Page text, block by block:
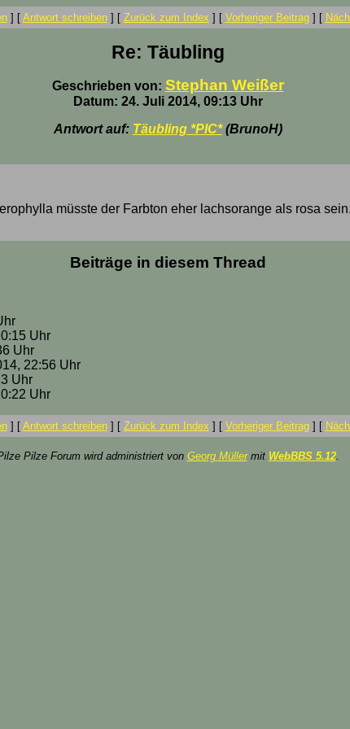
] [ Antwort schreiben] [ Zurück zum Index ] [ Vorheriger Beitrag] [
Re: Täubling
Geschrieben von: Stephan Weißer
Datum: 24. Juli 2014, 09:13 Uhr
Antwort auf: Täubling *PIC*(BrunoH)
müsste der Farbton eher lachsorange als rosa
Beiträge in diesem Thread
Uhr
Uhr
22:56 Uhr
Uhr
Uhr
] [ Antwort schreiben] [ Zurück zum Index ] [ Vorheriger Beitrag] [
Pilze Forum wird administriert von Georg Müllermit WebBBS 5.12.